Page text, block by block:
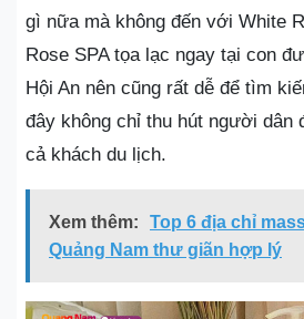
gì nữa mà không đến với White
Rose SPA tọa lạc ngay tại con
Hội An nên cũng rất dễ để tìm
đây không chỉ thu hút người dân
cả khách du lịch.
Xem thêm:
Top 6 địa chỉ
Quảng Nam thư giãn hợp lý